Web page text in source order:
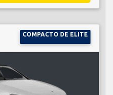
COMPACTO DE ELITE